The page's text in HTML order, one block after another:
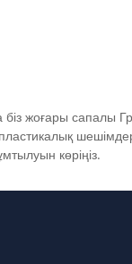
жоғары сапалы
көріңіз.